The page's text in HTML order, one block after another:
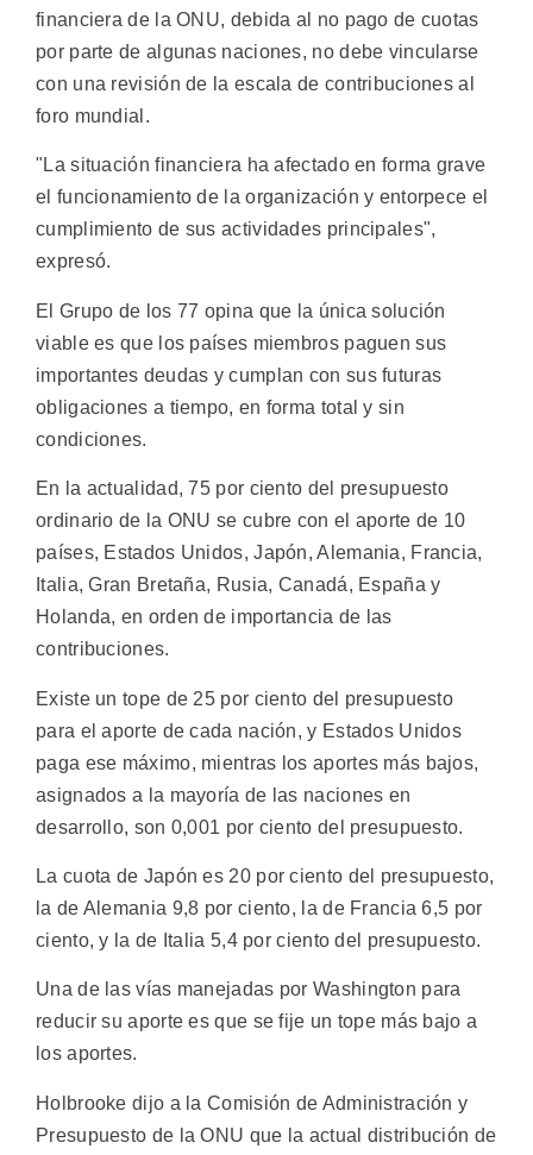
financiera de la ONU, debida al no pago de cuotas
por parte de algunas naciones, no debe vincularse
con una revisión de la escala de contribuciones al
foro mundial.
"La situación financiera ha afectado en forma grave
el funcionamiento de la organización y entorpece el
cumplimiento de sus actividades principales",
expresó.
El Grupo de los 77 opina que la única solución
viable es que los países miembros paguen sus
importantes deudas y cumplan con sus futuras
obligaciones a tiempo, en forma total y sin
condiciones.
En la actualidad, 75 por ciento del presupuesto
ordinario de la ONU se cubre con el aporte de 10
países, Estados Unidos, Japón, Alemania, Francia,
Italia, Gran Bretaña, Rusia, Canadá, España y
Holanda, en orden de importancia de las
contribuciones.
Existe un tope de 25 por ciento del presupuesto
para el aporte de cada nación, y Estados Unidos
paga ese máximo, mientras los aportes más bajos,
asignados a la mayoría de las naciones en
desarrollo, son 0,001 por ciento del presupuesto.
La cuota de Japón es 20 por ciento del presupuesto,
la de Alemania 9,8 por ciento, la de Francia 6,5 por
ciento, y la de Italia 5,4 por ciento del presupuesto.
Una de las vías manejadas por Washington para
reducir su aporte es que se fije un tope más bajo a
los aportes.
Holbrooke dijo a la Comisión de Administración y
Presupuesto de la ONU que la actual distribución de